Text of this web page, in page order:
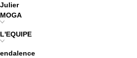
Julier
MOGA
L'EQUIPE
endalence